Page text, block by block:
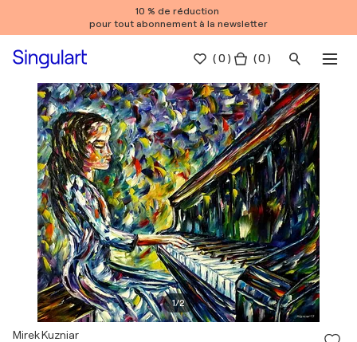
10 % de réduction
pour tout abonnement à la newsletter
(0 ) ( 0 )
1/2
Mirek Kuzniar